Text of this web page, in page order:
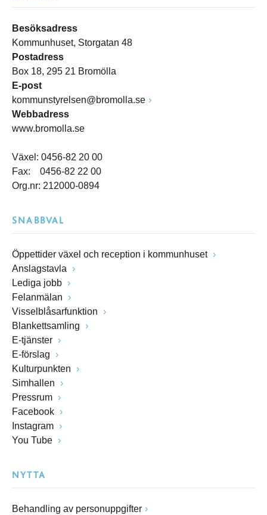
Besöksadress
Kommunhuset, Storgatan 48
Postadress
Box 18, 295 21 Bromölla
E-post
kommunstyrelsen@bromolla.se
Webbadress
www.bromolla.se
Växel: 0456-82 20 00
Fax: 0456-82 22 00
Org.nr: 212000-0894
SNABBVAL
Öppettider växel och reception i kommunhuset
Anslagstavla
Lediga jobb
Felanmälan
Visselblåsarfunktion
Blankettsamling
E-tjänster
E-förslag
Kulturpunkten
Simhallen
Pressrum
Facebook
Instagram
You Tube
NYTTA
Behandling av personuppgifter